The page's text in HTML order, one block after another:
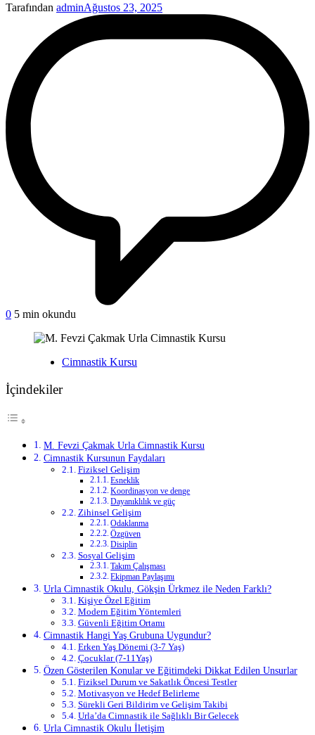
Tarafından adminAğustos 23, 2025
0 on
Fevzi
Kursu
5 min okundu
YayınlananCimnastik Kursu
İçindekiler
M. Fevzi Çakmak Urla Cimnastik Kursu
Cimnastik Kursunun Faydaları
Fiziksel Gelişim
Esneklik
Koordinasyon ve denge
Dayanıklılık ve güç
Zihinsel Gelişim
Odaklanma
Özgüven
Disiplin
Sosyal Gelişim
Takım Çalışması
Ekipman Paylaşımı
Urla Cimnastik Okulu, Gökşin Ürkmez ile Neden Farklı?
Kişiye Özel Eğitim
Modern Eğitim Yöntemleri
Güvenli Eğitim Ortamı
Cimnastik Hangi Yaş Grubuna Uygundur?
Erken Yaş Dönemi (3-7 Yaş)
Çocuklar (7-11Yaş)
Özen Gösterilen Konular ve Eğitimdeki Dikkat Edilen Unsurlar
Fiziksel Durum ve Sakatlık Öncesi Testler
Motivasyon ve Hedef Belirleme
Sürekli Geri Bildirim ve Gelişim Takibi
Urla’da Cimnastik ile Sağlıklı Bir Gelecek
Urla Cimnastik Okulu İletişim